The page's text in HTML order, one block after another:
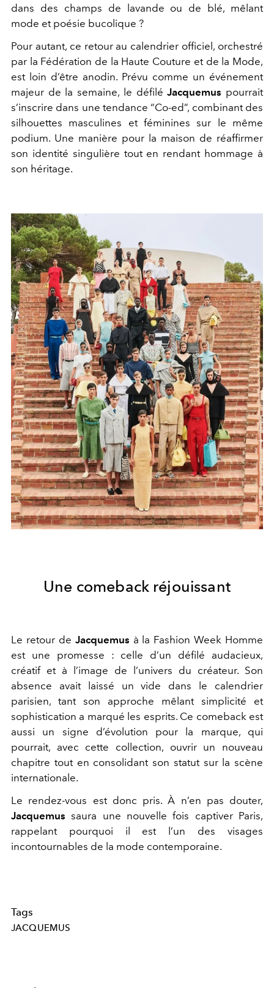
dans des champs de lavande ou de blé, mêlant
mode et poésie bucolique ?
Pour autant, ce retour au calendrier officiel, orchestré
par la Fédération de la Haute Couture et de la Mode,
est loin d’être anodin. Prévu comme un événement
majeur de la semaine, le défiléJacquemus pourrait
s’inscrire dans une tendance “Co-ed”, combinant des
silhouettes masculines et féminines sur le même
podium. Une manière pour la maison de réaffirmer
son identité singulière tout en rendant hommage à
son héritage.
Une comeback réjouissant
Le retour de Jacquemus à la Fashion Week Homme
est une promesse : celle d’un défilé audacieux,
créatif et à l’image de l’univers du créateur. Son
absence avait laissé un vide dans le calendrier
parisien, tant son approche mêlant simplicité et
sophistication a marqué les esprits. Ce comeback est
aussi un signe d’évolution pour la marque, qui
pourrait, avec cette collection, ouvrir un nouveau
chapitre tout en consolidant son statut sur la scène
internationale.
Le rendez-vous est donc pris. À n’en pas douter,
Jacquemus saura une nouvelle fois captiver Paris,
rappelant pourquoi il est l’un des visages
incontournables de la mode contemporaine.
Tags
JACQUEMUS